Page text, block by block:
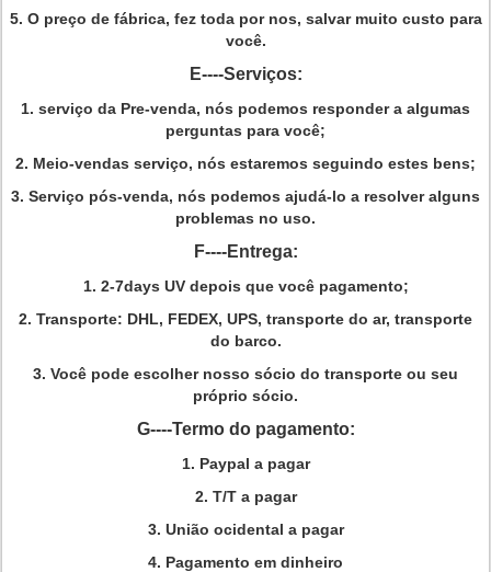
5. O preço de fábrica, fez toda por nos, salvar muito custo para
você.
E----Serviços:
1. serviço da Pre-venda, nós podemos responder a algumas
perguntas para você;
2. Meio-vendas serviço, nós estaremos seguindo estes bens;
3. Serviço pós-venda, nós podemos ajudá-lo a resolver alguns
problemas no uso.
F----Entrega:
1. 2-7days UV depois que você pagamento;
2. Transporte: DHL, FEDEX, UPS, transporte do ar, transporte
do barco.
3. Você pode escolher nosso sócio do transporte ou seu
próprio sócio.
G----Termo do pagamento:
1. Paypal a pagar
2. T/T a pagar
3. União ocidental a pagar
4. Pagamento em dinheiro